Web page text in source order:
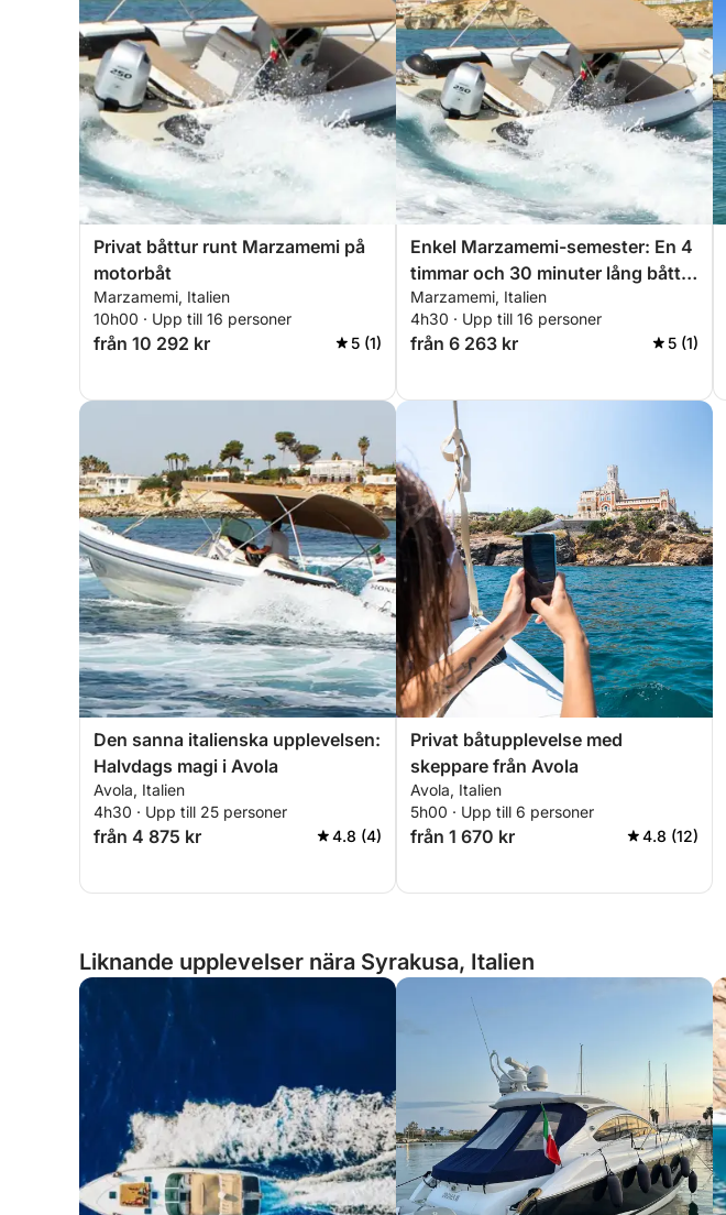
Vi ser fram emot att träffa dig på Click&Boat!
Privat båttur runt Marzamemi på
motorbåt
Marzamemi, Italien
10h00 · Upp till 16 personer
från 10 292 kr 5 (1)
Enkel Marzamemi-semester: En 4
timmar och 30 minuter lång båttur
med motorbåt
Marzamemi, Italien
4h30 · Upp till 16 personer
från 6 263 kr 5 (1)
Den sanna italienska upplevelsen:
Halvdags magi i Avola
Avola, Italien
4h30 · Upp till 25 personer
från 4 875 kr 4.8 (4)
Privat båtupplevelse med
skeppare från Avola
Avola, Italien
5h00 · Upp till 6 personer
från 1 670 kr 4.8 (12)
Liknande upplevelser nära Syrakusa, Italien